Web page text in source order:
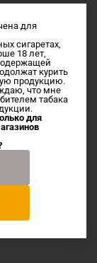
для
сигаретах,
18 лет,
курить
продукцию.
что мне
табака
для